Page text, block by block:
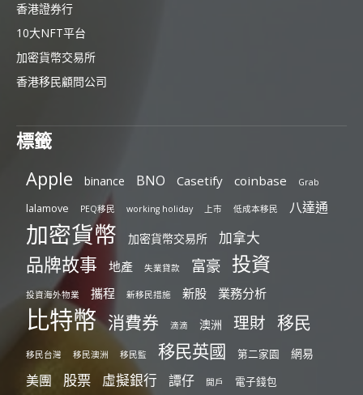
香港證券行
10大NFT平台
加密貨幣交易所
香港移民顧問公司
標籤
Apple binance BNO Casetify coinbase Grab
lalamove PEQ移民 working holiday 上市 低成本移民 八達通
加密貨幣 加密貨幣交易所 加拿大
品牌故事 地產 失業貸款 富豪 投資
投資海外物業 攜程 新移民措施 新股 業務分析
比特幣 消費券 滴滴 澳洲 理財 移民
移民台灣 移民澳洲 移民監 移民英國 第二家園 網易
美團 股票 虛擬銀行 譚仔 開戶 電子錢包